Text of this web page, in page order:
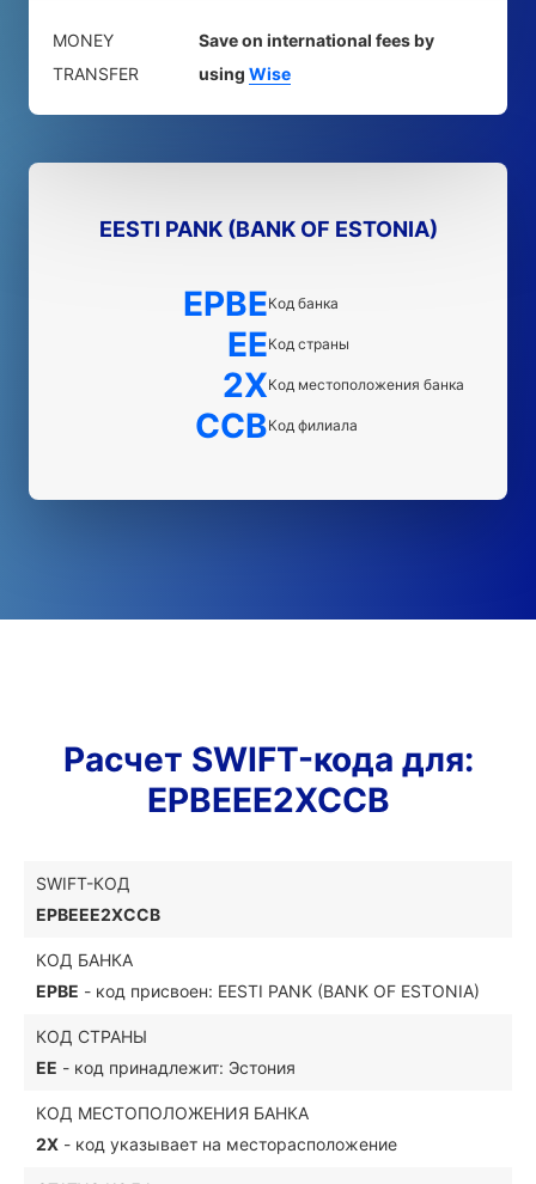
MONEY
TRANSFER
Save on international fees by
using Wise
EESTI PANK (BANK OF ESTONIA)
EPBEКод банка
EEКод страны
2XКод местоположения банка
CCBКод филиала
Расчет SWIFT-кода для:
EPBEEE2XCCB
SWIFT-КОД
EPBEEE2XCCB
КОД БАНКА
EPBE - код присвоен: EESTI PANK (BANK OF ESTONIA)
КОД СТРАНЫ
EE - код принадлежит: Эстония
КОД МЕСТОПОЛОЖЕНИЯ БАНКА
2X - код указывает на месторасположение